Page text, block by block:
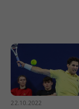
22.10.2022